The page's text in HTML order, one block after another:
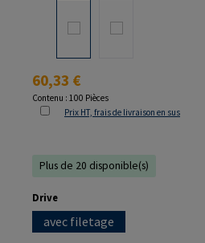
Prix régulier :
60,33 €
Contenu : 100 Pièces
Prix HT, frais de livraison en sus
Plus de 20 disponible(s)
Sélectionnez
Drive
avec filetage